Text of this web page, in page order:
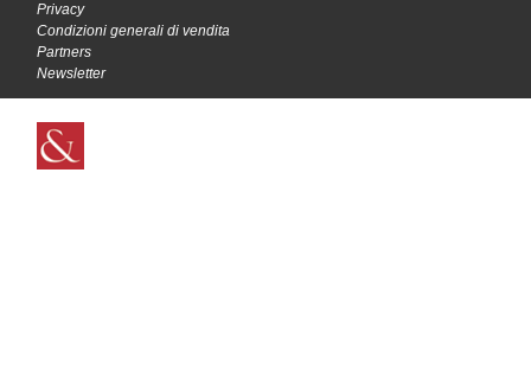
Privacy
Condizioni generali di vendita
Partners
Newsletter